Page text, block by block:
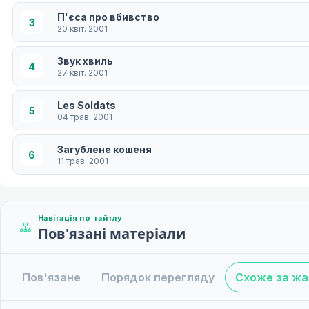
3 П'єса про вбивство
20 квіт. 2001
4 Звук хвиль
27 квіт. 2001
5 Les Soldats
04 трав. 2001
6 Загублене кошеня
11 трав. 2001
Intoccabile Acte I
Інтоккабіле Акт II
Навігація по тайтлу
Пов'язані матеріали
Пов'язане Порядок перегляду Схоже за